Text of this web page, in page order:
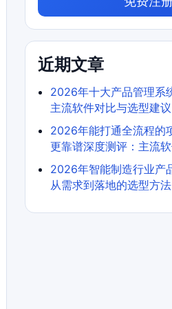
近期文章
2026年十大产品管理系
主流软件对比与选型建议
2026年能打通全流程的
更靠谱深度测评：主流
2026年智能制造行业产
从需求到落地的选型方法